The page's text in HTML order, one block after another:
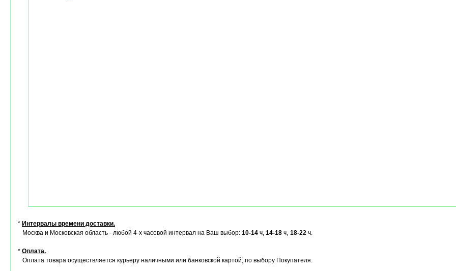
* Интервалы времени доставки.
Москва и Московская область - любой 4-х часовой интервал на Ваш выбор: 10-14 ч, 14-18 ч, 18-22 ч.
* Оплата.
Оплата товара осуществляется курьеру наличными или банковской картой, по выбору Покупателя.